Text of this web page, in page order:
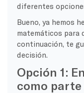
diferentes
Bueno, ya hemos
matemáticos para
continuación, te
decisión.
Opción 1:
como parte